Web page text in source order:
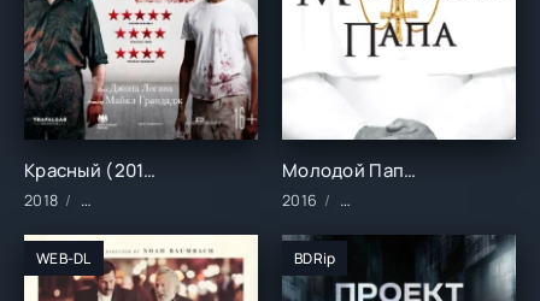
Красный (2018)
2018 Фильмы/2018 год/Зарубежные/Драма
Молодой Папа (2016)
2016 Сериалы/Зарубежные/
WEB-DL BDRip